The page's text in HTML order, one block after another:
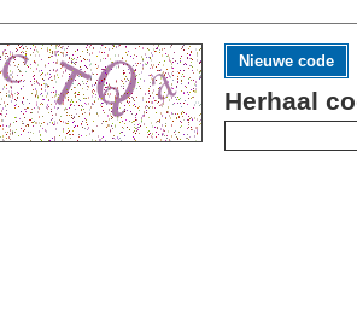
Nieuwe code
Herhaal